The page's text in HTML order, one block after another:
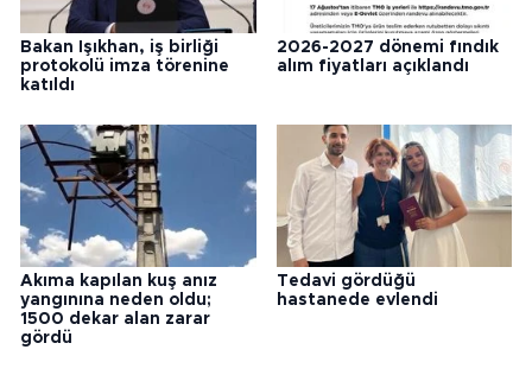
Bakan Işıkhan, iş birliği
protokolü imza törenine
katıldı
2026-2027 dönemi fındık
alım fiyatları açıklandı
Akıma kapılan kuş anız
yangınına neden oldu;
1500 dekar alan zarar
gördü
Tedavi gördüğü
hastanede evlendi